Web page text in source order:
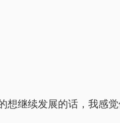
继续发展的话，我感